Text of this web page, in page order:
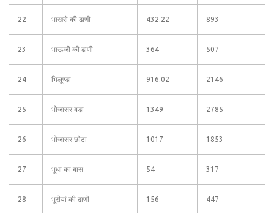
22 भाखरो की ढाणी 432.22 893
23 भाऊजी की ढाणी 364 507
24 भिलूण्डा 916.02 2146
25 भोजासर बडा 1349 2785
26 भोजासर छोटा 1017 1853
27 भूधा का बास 54 317
28 भूरीयां की ढाणी 156 447